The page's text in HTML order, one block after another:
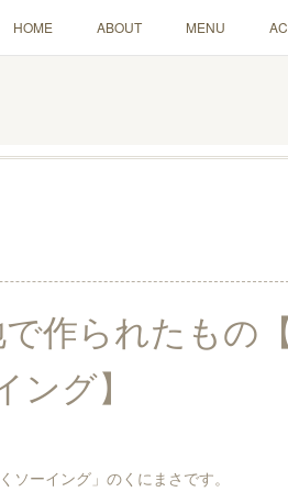
HOME ABOUT MENU
作られたもの
グ】
ソーイング」のくにまさです。